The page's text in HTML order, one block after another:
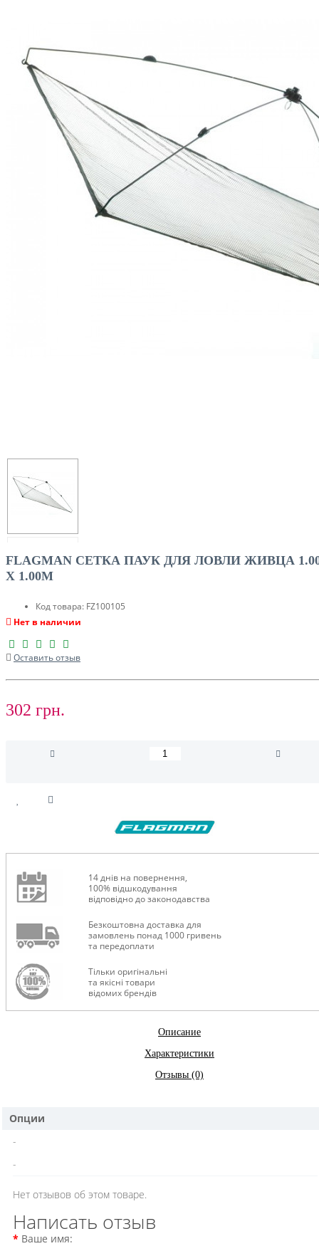
FLAGMAN СЕТКА ПАУК ДЛЯ ЛОВЛИ ЖИВЦА
Х 1.00М
Код товара: FZ100105
Нет в наличии
Оставить отзыв
302 грн.
14 днів на повернення,
100% відшкодування
відповідно до законодавства
Безкоштовна доставка для
замовлень понад 1000 гривень
та передоплати
Тільки оригінальні
та якісні товари
відомих брендів
Описание
Характеристики
Отзывы (0)
Опции
-
-
Нет отзывов об этом товаре.
Написать отзыв
Ваше имя: